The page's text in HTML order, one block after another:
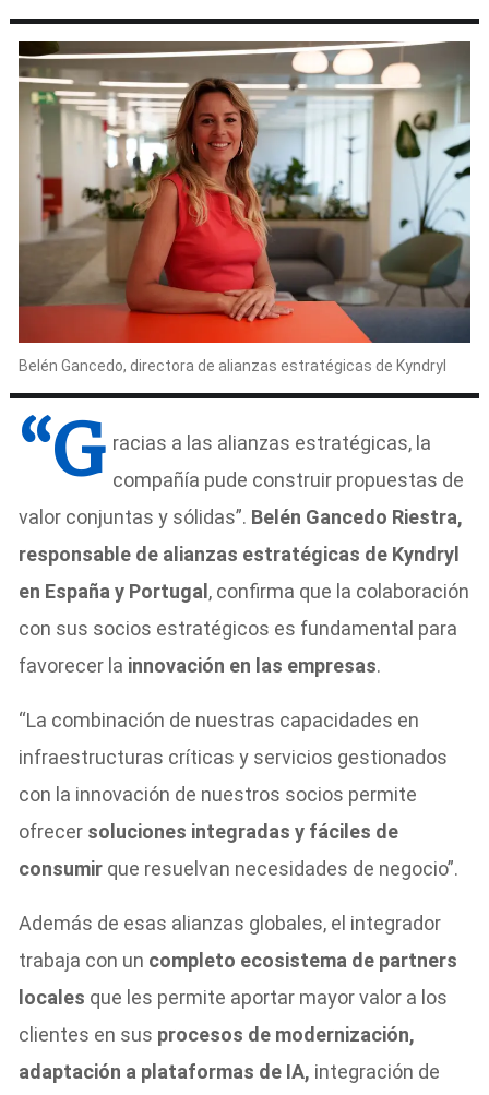
Belén Gancedo, directora de alianzas estratégicas de Kyndryl
“G racias a las alianzas estratégicas, la
compañía pude construir propuestas de
valor conjuntas y sólidas”. Belén Gancedo Riestra,
responsable de alianzas estratégicas de Kyndryl
en España y Portugal, confirma que la colaboración
con sus socios estratégicos es fundamental para
favorecer la innovación en las empresas.
“La combinación de nuestras capacidades en
infraestructuras críticas y servicios gestionados
con la innovación de nuestros socios permite
ofrecer soluciones integradas y fáciles de
consumir que resuelvan necesidades de negocio”.
Además de esas alianzas globales, el integrador
trabaja con un completo ecosistema de partners
locales que les permite aportar mayor valor a los
clientes en sus procesos de modernización,
adaptación a plataformas de IA, integración de